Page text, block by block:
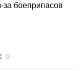
за боеприпасов
0